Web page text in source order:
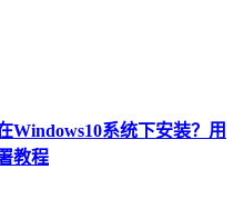
Windows10系统下安装？用
教程